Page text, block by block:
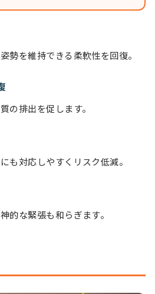
勢を維持できる柔軟性を回復。
の排出を促します。
も対応しやすくリスク低減。
的な緊張も和らぎます。